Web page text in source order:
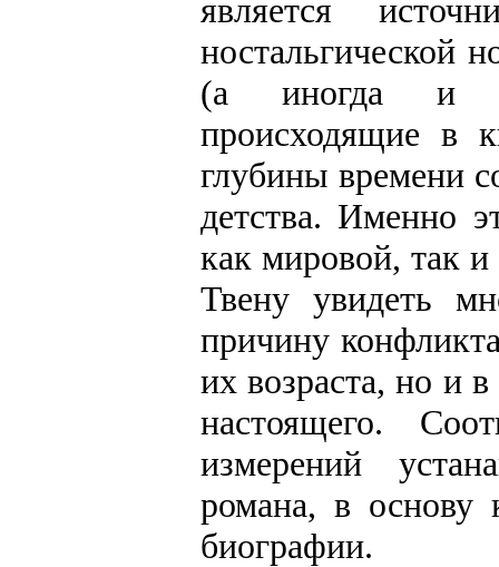
является
ностальгической
(а иногда и
происходящие в
глубины времени
детства. Именно
как мировой, так и
Твену увидеть
причину
их возраста, но и
настоящего.
измерений
романа, в основу
биографии.